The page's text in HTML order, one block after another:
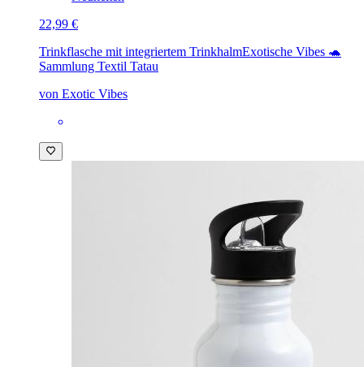
22,99 €
Trinkflasche mit integriertem TrinkhalmExotische Vibes 🐢
Sammlung Textil Tatau
von Exotic Vibes